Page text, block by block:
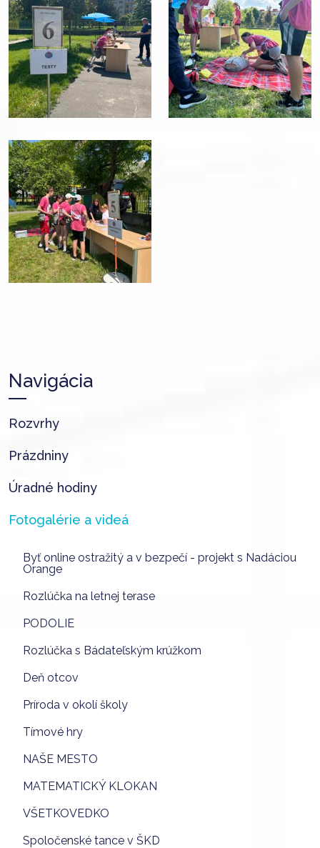
Navigácia
Rozvrhy
Prázdniny
Úradné hodiny
Fotogalérie a videá
Byť online ostražitý a v bezpečí - projekt s Nadáciou
Orange
Rozlúčka na letnej terase
PODOLIE
Rozlúčka s Bádateľským krúžkom
Deň otcov
Príroda v okolí školy
Tímové hry
NAŠE MESTO
MATEMATICKÝ KLOKAN
VŠETKOVEDKO
Spoločenské tance v ŠKD